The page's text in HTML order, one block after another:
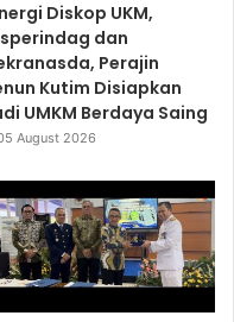
Diskop UKM,
dan
Perajin
Kutim Disiapkan
UMKM Berdaya Saing
August 2026